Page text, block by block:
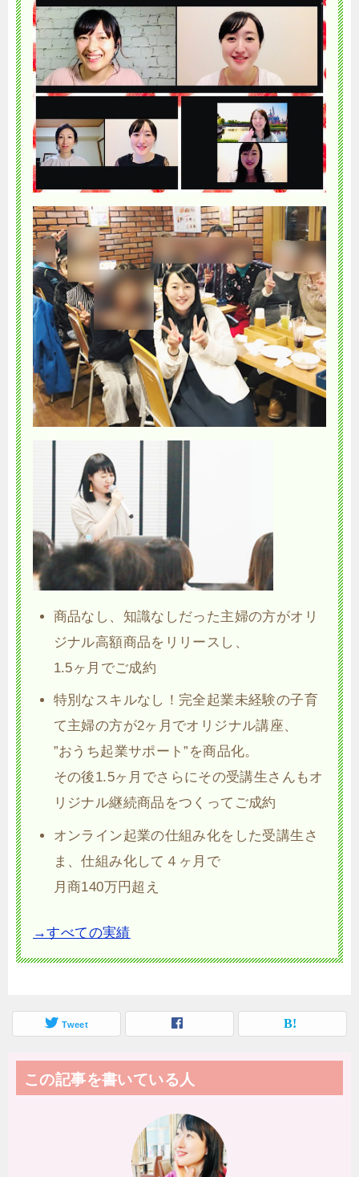
商品なし、知識なしだった主婦の方がオリ
ジナル高額商品をリリースし、
1.5ヶ月でご成約
特別なスキルなし！完全起業未経験の子育
て主婦の方が2ヶ月でオリジナル講座、
”おうち起業サポート”を商品化。
その後1.5ヶ月でさらにその受講生さんもオ
リジナル継続商品をつくってご成約
オンライン起業の仕組み化をした受講生さ
ま、仕組み化して４ヶ月で
月商140万円超え
→すべての実績
Tweet
この記事を書いている人